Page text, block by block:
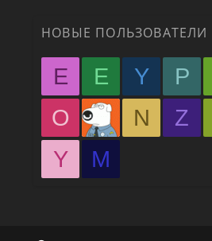
НОВЫЕ ПОЛЬЗОВАТЕЛИ
E E Y P
O
N Z
Y
М